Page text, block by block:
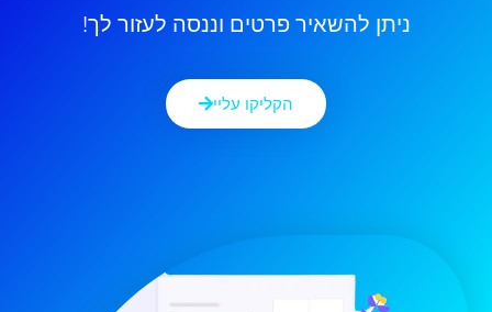
ניתן להשאיר פרטים וננסה לעזור לך!
הקליקו עליי